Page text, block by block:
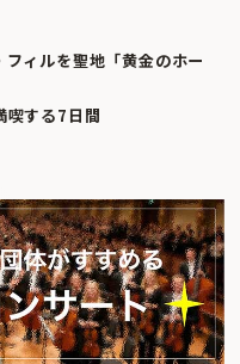
ィルを聖地「黄金のホー
喫する7日間